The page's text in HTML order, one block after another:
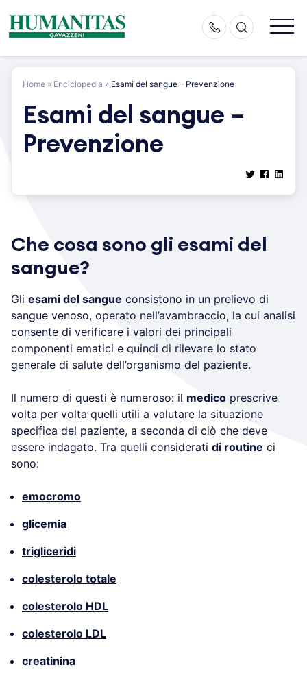
content
Home » Enciclopedia » Esami del sangue – Prevenzione
Esami del sangue –
Prevenzione
Che cosa sono gli esami del
sangue?
Gli esami del sangue consistono in un prelievo di
sangue venoso, operato nell’avambraccio, la cui analisi
consente di verificare i valori dei principali
componenti ematici e quindi di rilevare lo stato
generale di salute dell’organismo del paziente.
Il numero di questi è numeroso: il medico prescrive
volta per volta quelli utili a valutare la situazione
specifica del paziente, a seconda di ciò che deve
essere indagato. Tra quelli considerati di routine ci
sono:
emocromo
glicemia
trigliceridi
colesterolo totale
colesterolo HDL
colesterolo LDL
creatinina